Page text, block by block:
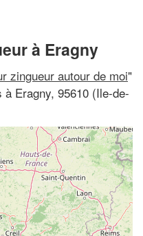
à Eragny
zingueur autour de moi"
Eragny, 95610 (Ile-de-